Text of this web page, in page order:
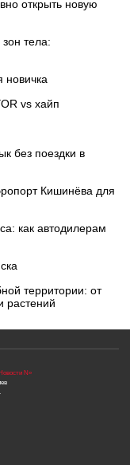
открыть новую
тела:
новичка
vs хайп
без поездки в
Кишинёва для
как автодилерам
территории: от
растений
N»